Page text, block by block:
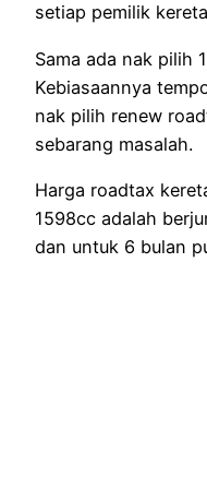
setiap pemilik
Sama ada nak pilih
Kebiasaannya
nak pilih renew
sebarang masalah.
Harga roadtax
1598cc adalah
dan untuk 6 bulan